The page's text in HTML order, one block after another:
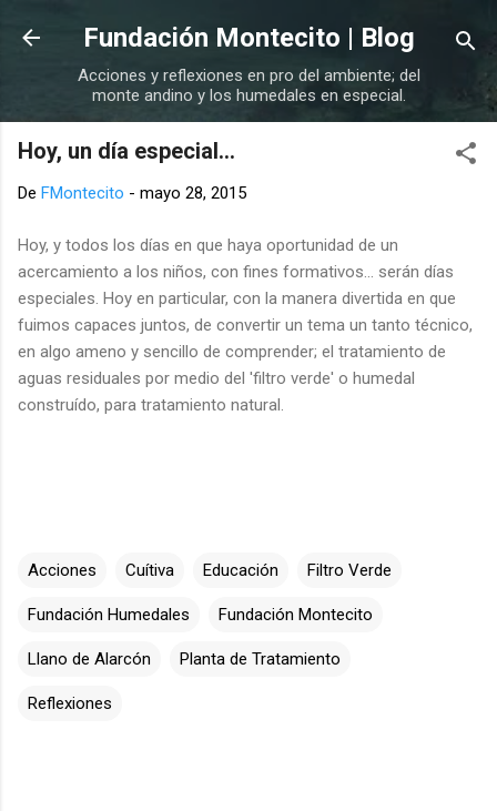
Ir al contenido principal
Fundación Montecito | Blog
Acciones y reflexiones en pro del ambiente; del
monte andino y los humedales en especial.
Hoy, un día especial...
De FMontecito - mayo 28, 2015
Hoy, y todos los días en que haya oportunidad de un
acercamiento a los niños, con fines formativos... serán días
especiales. Hoy en particular, con la manera divertida en que
fuimos capaces juntos, de convertir un tema un tanto técnico,
en algo ameno y sencillo de comprender; el tratamiento de
aguas residuales por medio del 'filtro verde' o humedal
construído, para tratamiento natural.
Acciones Cuítiva Educación Filtro Verde
Fundación Humedales Fundación Montecito
Llano de Alarcón Planta de Tratamiento
Reflexiones